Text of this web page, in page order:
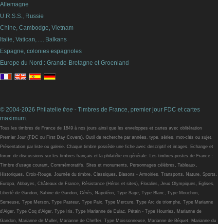
Allemagne
U.R.S.S., Russie
Chine, Cambodge, Vietnam
Italie, Vatican, ..., Balkans
Espagne, colonies espagnoles
Europe du Nord : Grande-Bretagne et Groenland
© 2004-2026 Philatelie free - Timbres de France, premier jour FDC et cartes
maximum.
Tous les timbres de France de 1849 à nos jours ainsi que les enveloppes et cartes avec oblitération
Premier Jour (FDC ou First Day Covers). Outil de recherche par années, type, séries, mot-clés ou sujet.
Présentation par liste ou galerie. Chaque timbre possède une fiche avec descriptif et images. Echange et
forum de discussions sur les timbres français et la philatélie en générale. Les timbres-postes de France :
Timbre d'usage courant, Commémoratifs, Sites et monuments, Personnages célèbres, Tableaux,
Historiques, Croix-Rouge, Journée du timbre, Classiques, Blasons - Armoiries, Transports, Nature, Sports,
Europa, Abbayes, Châteaux de France, Résistance (Héros et sites), Floralies, Jeux Olympiques, Eglises,
Liberté de Gandon, Sabine de Gandon, Cérès, Napoléon, Type Sage, Type Blanc, Type Mouchon,
Semeuse, Type Merson, Type Pasteur, Type Paix, Type Mercure, Type Arc de triomphe, Type Marianne
d'Alger, Type Coq d'Alger, Type Iris, Type Marianne de Dulac, Pétain - Type Hourriez, Marianne de
Gandon, Marianne de Muller, Marianne de Cheffer, Type Moissonneuse, Marianne de Béquet, Marianne du